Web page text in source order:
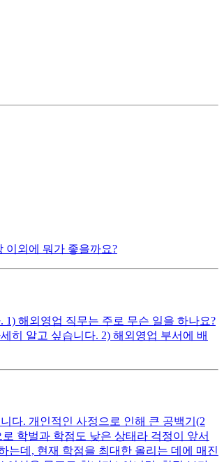
이외에 뭐가 좋을까요?
해외영업 직무는 주로 무슨 일을 하나요?
히 알고 싶습니다. 2) 해외영업 부서에 배
다. 개인적인 사정으로 인해 큰 공백기(2
학벌과 학점도 낮은 상태라 걱정이 앞서
는데, 현재 학점을 최대한 올리는 데에 매진